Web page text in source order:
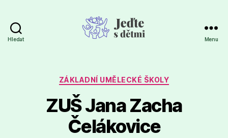
Hledat Menu
Rubriky
ZÁKLADNÍ UMĚLECKÉ ŠKOLY
ZUŠ Jana Zacha
Čelákovice